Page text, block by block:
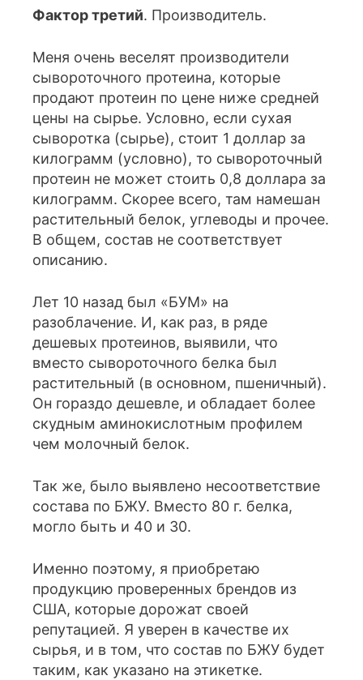
Фактор третий. Производитель.
Меня очень веселят производители
сывороточного протеина, которые
продают протеин по цене ниже средней
цены на сырье. Условно, если сухая
сыворотка (сырье), стоит 1 доллар за
килограмм (условно), то сывороточный
протеин не может стоить 0,8 доллара за
килограмм. Скорее всего, там намешан
растительный белок, углеводы и прочее.
В общем, состав не соответствует
описанию.
Лет 10 назад был «БУМ» на
разоблачение. И, как раз, в ряде
дешевых протеинов, выявили, что
вместо сывороточного белка был
растительный (в основном, пшеничный).
Он гораздо дешевле, и обладает более
скудным аминокислотным профилем
чем молочный белок.
Так же, было выявлено несоответствие
состава по БЖУ. Вместо 80 г. белка,
могло быть и 40 и 30.
Именно поэтому, я приобретаю
продукцию проверенных брендов из
США, которые дорожат своей
репутацией. Я уверен в качестве их
сырья, и в том, что состав по БЖУ будет
таким, как указано на этикетке.